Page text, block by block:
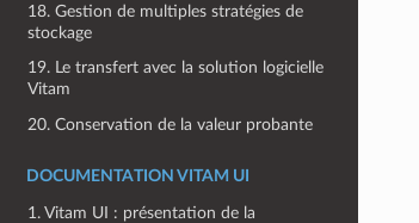
18. Gestion de multiples stratégies de
stockage
19. Le transfert avec la solution logicielle
Vitam
20. Conservation de la valeur probante
DOCUMENTATION VITAM UI
1. Vitam UI : présentation de la